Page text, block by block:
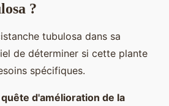
?
tubulosa dans sa
de déterminer si cette plante
spécifiques.
d'amélioration de la